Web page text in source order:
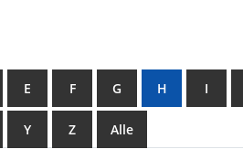
E F G H I
Y Z Alle